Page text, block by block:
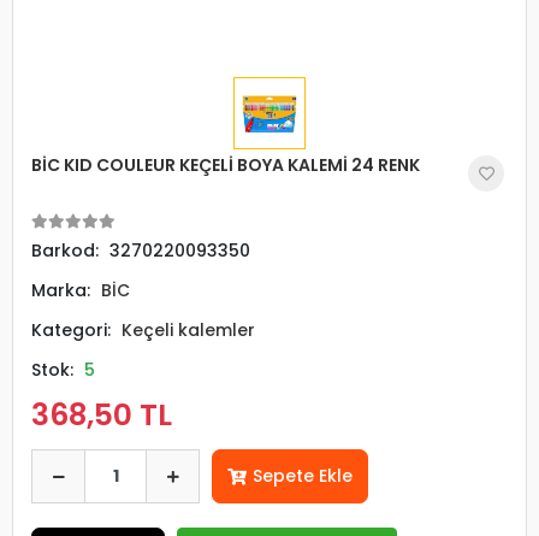
BİC KID COULEUR KEÇELİ BOYA KALEMİ 24 RENK
Barkod: 3270220093350
Marka: BİC
Kategori: Keçeli kalemler
Stok: 5
368,50 TL
Sepete Ekle